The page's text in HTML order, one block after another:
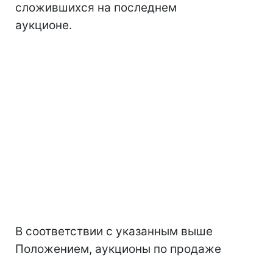
сложившихся на последнем
аукционе.
В соответствии с указанным выше
Положением, аукционы по продаже